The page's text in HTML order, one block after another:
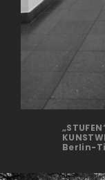
Berlin-